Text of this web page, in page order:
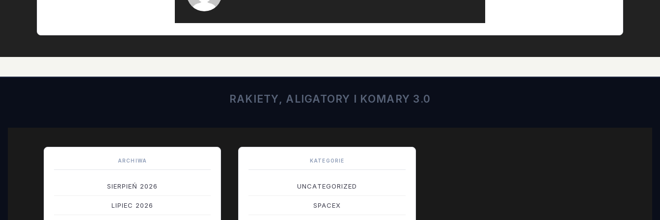
RAKIETY, ALIGATORY I KOMARY 3.0
ARCHIWA
SIERPIEŃ 2026
LIPIEC 2026
KATEGORIE
UNCATEGORIZED
SPACEX